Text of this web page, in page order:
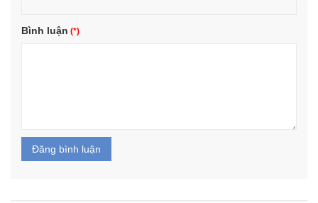
Bình luận
Đăng bình luận